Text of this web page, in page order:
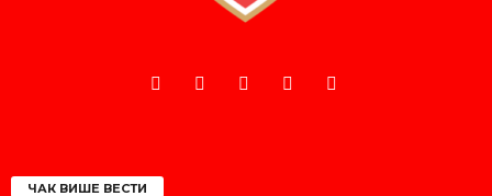
ЧАК ВИШЕ ВЕСТИ